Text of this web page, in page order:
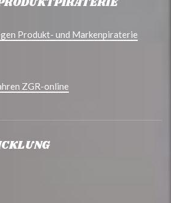
Produkt- und Markenpiraterie
ZGR-online